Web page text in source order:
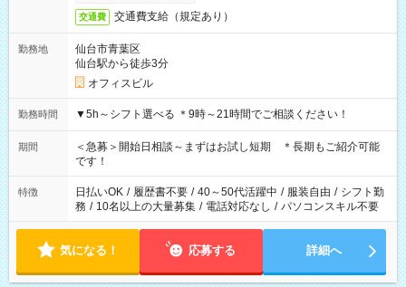
交通費 交通費支給（規定あり）
勤務地
仙台市青葉区
仙台駅から徒歩3分
オフィスビル
勤務時間 ▼5h～シフト選べる ＊9時～21時間でご相談ください！
期間
＜急募＞開始日相談～まずはお試し短期 ＊長期もご紹介可能
です！
特徴 日払いOK / 履歴書不要 / 40～50代活躍中 / 服装自由 / シフト勤
務 / 10名以上の大量募集 / 電話対応なし / パソコンスキル不要
気になる！ 応募する 詳細へ